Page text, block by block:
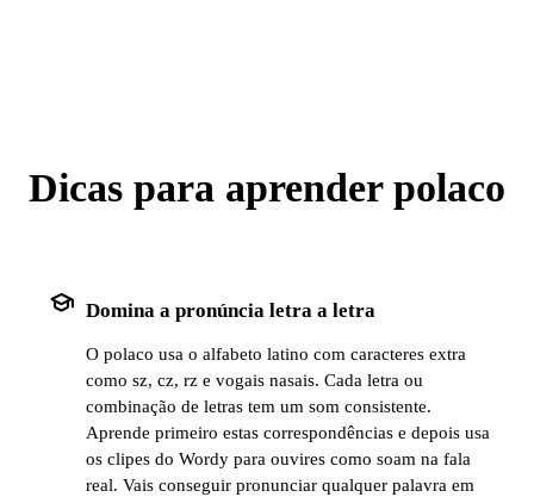
Dicas para aprender polaco
school Domina a pronúncia letra a letra
O polaco usa o alfabeto latino com caracteres extra
como sz, cz, rz e vogais nasais. Cada letra ou
combinação de letras tem um som consistente.
Aprende primeiro estas correspondências e depois usa
os clipes do Wordy para ouvires como soam na fala
real. Vais conseguir pronunciar qualquer palavra em